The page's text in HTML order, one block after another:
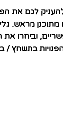
לכם את
מראש.
וביחרו את
בתשחץ /